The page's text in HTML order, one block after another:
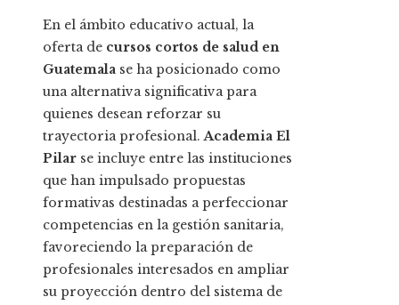
En el ámbito educativo actual, la
oferta de cursos cortos de salud en
Guatemala se ha posicionado como
una alternativa significativa para
quienes desean reforzar su
trayectoria profesional.Academia El
Pilar se incluye entre las instituciones
que han impulsado propuestas
formativas destinadas a perfeccionar
competencias en la gestión sanitaria,
favoreciendo la preparación de
profesionales interesados en ampliar
su proyección dentro del sistema de